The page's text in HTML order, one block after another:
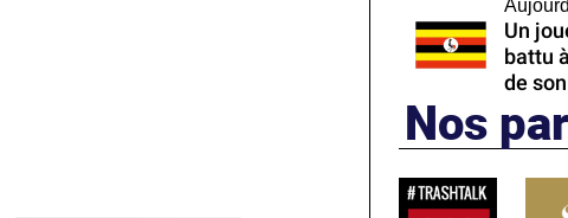
Un
battu
de
Nos